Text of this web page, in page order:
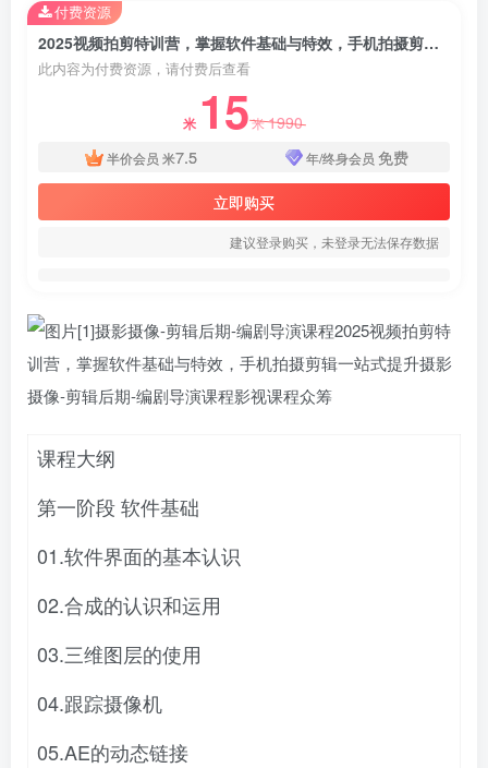
2025视频拍剪特训营，掌握软件基础与特效，手机拍摄剪辑一站式提升
此内容为付费资源，请付费后查看
米 15米1990
半价会员 米7.5 年/终身会员 免费
立即购买
建议登录购买，未登录无法保存数据
付费资源
课程大纲
第一阶段 软件基础
01.软件界面的基本认识
02.合成的认识和运用
03.三维图层的使用
04.跟踪摄像机
05.AE的动态链接